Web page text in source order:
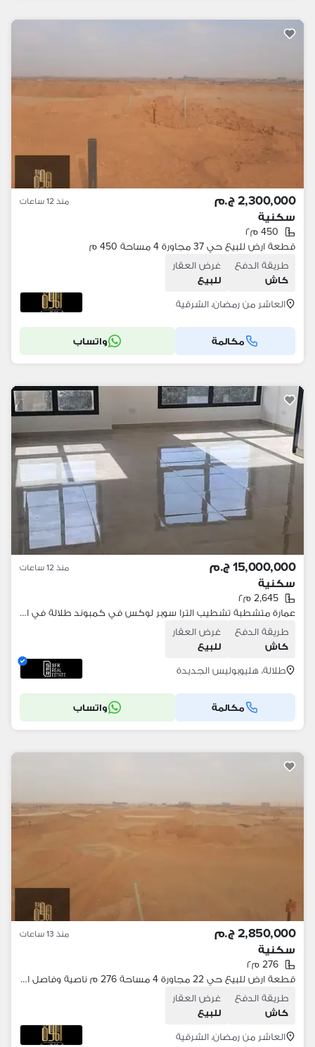
2,300,000 ج.م منذ 12 ساعات
سكنية
450 م٢
قطعة ارض للبيع حي 37 مجاورة 4 مساحة 450 م
طريقة الدفع
كاش
غرض العقار
للبيع
العاشر من رمضان، الشرقية
مكالمة واتساب
15,000,000 ج.م منذ 12 ساعات
سكنية
2,645 م٢
عمارة متشطبة تشطيب الترا سوبر لوكس في كمبوند طلالة في اميز لوكيشن في القاهرة الجديدة وخصم 42% علي سعر الكاش بسعر مميز مع شركة مدينة مصر
طريقة الدفع
كاش
غرض العقار
للبيع
طلالة، هليوبوليس الجديدة
مكالمة واتساب
2,850,000 ج.م منذ 13 ساعات
سكنية
276 م٢
قطعة ارض للبيع حي 22 مجاورة 4 مساحة 276 م ناصية وفاصل احياء بحري
طريقة الدفع
كاش
غرض العقار
للبيع
العاشر من رمضان، الشرقية